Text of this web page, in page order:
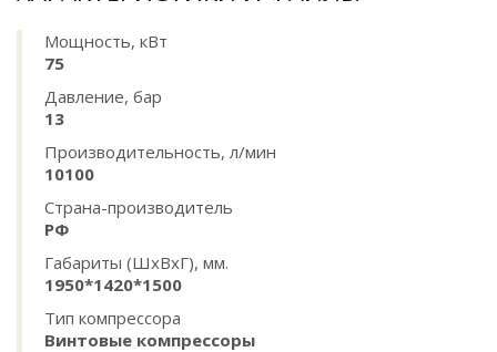
Мощность, кВт
75
Давление, бар
13
Производительность, л/мин
10100
Страна-производитель
РФ
Габариты (ШхВхГ), мм.
1950*1420*1500
Тип компрессора
Винтовые компрессоры